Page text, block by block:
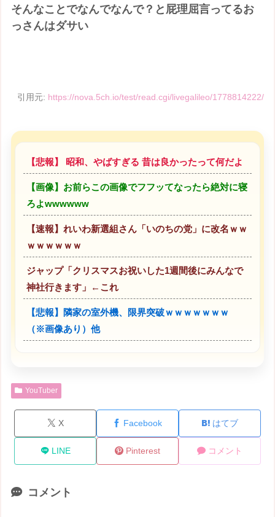
そんなことでなんでなんで？と屁理屈言ってるお
っさんはダサい
引用元: https://nova.5ch.io/test/read.cgi/livegalileo/1778814222/
【悲報】 昭和、やばすぎる 昔は良かったって何だよ
【画像】お前らこの画像でフフッてなったら絶対に寝
ろよwwwwww
【速報】れいわ新選組さん「いのちの党」に改名ｗｗ
ｗｗｗｗｗｗ
ジャップ「クリスマスお祝いした1週間後にみんなで
神社行きます」←これ
【悲報】隣家の室外機、限界突破ｗｗｗｗｗｗｗ
（※画像あり）他
YouTuber
X Facebook はてブ
LINE Pinterest コメント
コメント